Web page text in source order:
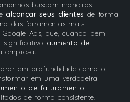
buscam maneiras
alcançar seus clientes de forma
das ferramentas mais
Ads, que, quando bem
significativo aumento de
empresa.
em profundidade como o
em uma verdadeira
de faturamento,
de forma consistente.